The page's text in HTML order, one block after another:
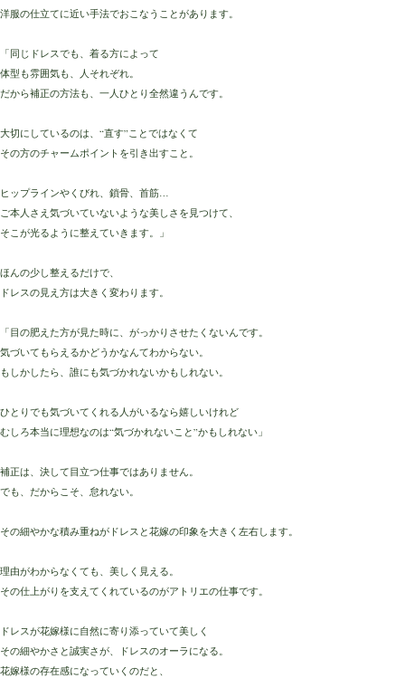
洋服の仕立てに近い手法でおこなうことがあります。
「同じドレスでも、着る方によって
体型も雰囲気も、人それぞれ。
だから補正の方法も、一人ひとり全然違うんです。
大切にしているのは、“直す”ことではなくて
その方のチャームポイントを引き出すこと。
ヒップラインやくびれ、鎖骨、首筋…
ご本人さえ気づいていないような美しさを見つけて、
そこが光るように整えていきます。」
ほんの少し整えるだけで、
ドレスの見え方は大きく変わります。
「目の肥えた方が見た時に、がっかりさせたくないんです。
気づいてもらえるかどうかなんてわからない。
もしかしたら、誰にも気づかれないかもしれない。
ひとりでも気づいてくれる人がいるなら嬉しいけれど
むしろ本当に理想なのは“気づかれないこと”かもしれない」
補正は、決して目立つ仕事ではありません。
でも、だからこそ、怠れない。
その細やかな積み重ねがドレスと花嫁の印象を大きく左右します。
理由がわからなくても、美しく見える。
その仕上がりを支えてくれているのがアトリエの仕事です。
ドレスが花嫁様に自然に寄り添っていて美しく
その細やかさと誠実さが、ドレスのオーラになる。
花嫁様の存在感になっていくのだと、